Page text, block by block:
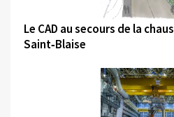
©
Le CAD au secours de la
Saint‑Blaise